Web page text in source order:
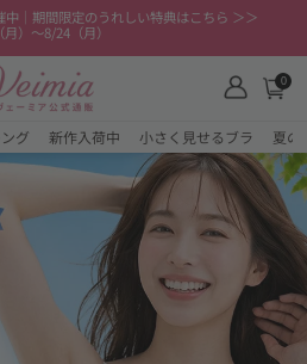
｜期間限定のうれしい特典はこちら ＞＞
）〜8/24（月）
0
グ 新作入荷中 小さく見せるブラ 夏の